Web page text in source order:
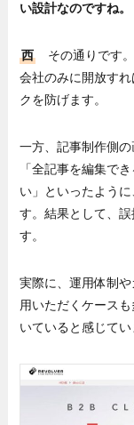
い設計なのですね。
西
その通りです
会社のみに開放す
クを防げます。
一方、記事制作側
「全記事を編集で
い」といったよう
す。結果として、
す。
実際に、運用体制
用いただくケース
いていると感じてい